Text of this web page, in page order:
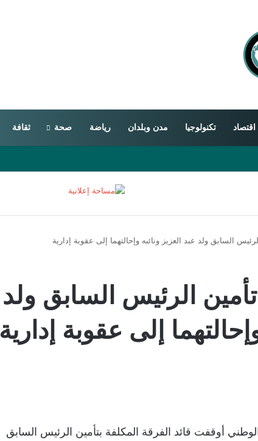
اقتصاد تكنولوجيا مدن وبلدان رياضة صحة ثقافة
السابق ولد عبد العزيز ونائبه وإحالتهما إلى عقوبة إدارية
الرئيس السابق ولد
إلى عقوبة إدارية
أوقفت قائد الفرقة المكلفة بتأمين الرئيس السابق